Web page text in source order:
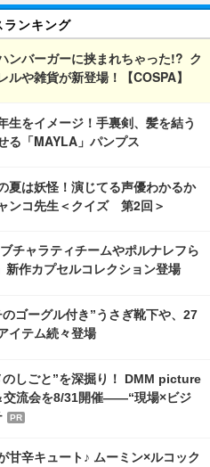
ランキング
ンバーガーに挟まれちゃった!? ク
ルや雑貨が新登場！【COSPA】
生をイメージ！手裏剣、髪を結う
る「MAYLA」パンプス
夏は妖怪！演じてる声優わかるか
ンコ先生＜クイズ 第2回＞
チャラティチームやポルナレフら
作カプセルコレクション登場
のゴーグル付き”うさぎ靴下や、27
イテム続々登場
しごと”を深掘り！ DMM picture
交流会を8/31開催――“現場×ビジ
PR
甘辛キュート♪ ムーミン×ルコック